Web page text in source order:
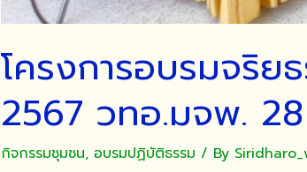
โครงการอบรมจริย
2567 วทอ.มจพ.
กิจกรรมชุมชน, อบรมปฏิบัติธรรม / By